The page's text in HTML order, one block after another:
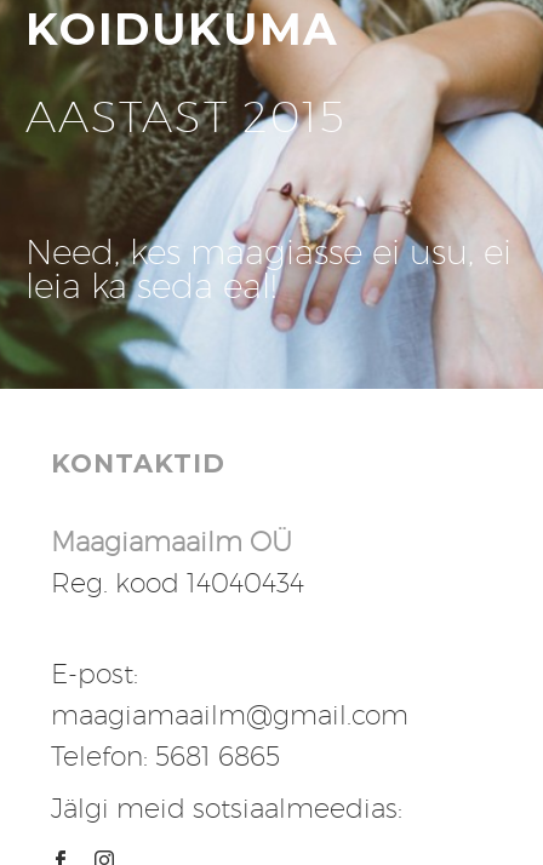
KOIDUKUMA
AASTAST 2015
Need, kes maagiasse ei usu, ei
leia ka seda eal!
KONTAKTID
Maagiamaailm OÜ
Reg. kood 14040434
E-post:
maagiamaailm@gmail.com
Telefon: 5681 6865
Jälgi meid sotsiaalmeedias: